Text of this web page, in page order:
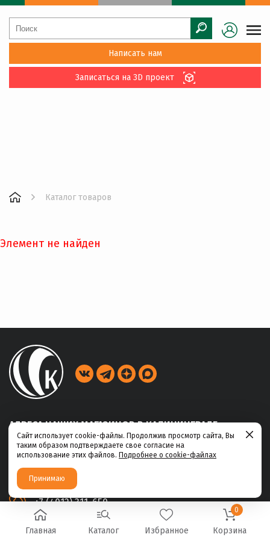
Написать нам
Записаться на 3D проект
Каталог товаров
Элемент не найден
АДРЕСА НАШИХ МАГАЗИНОВ В КАЛИНИНГРАДЕ
ул. Габайдулина, 39
+7 (4012) 311-456
ул. Ю.Маточкина, 2а
+7 (4012) 311-650
Главная Каталог Избранное
0
Корзина
Сайт использует cookie-файлы. Продолжив просмотр сайта, Вы
таким образом подтверждаете свое согласие на
использование этих файлов. Подробнее о cookie-файлах
Принимаю